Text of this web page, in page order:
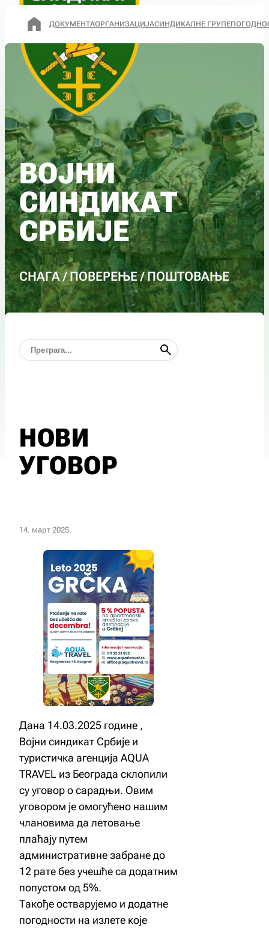
ДОКУМЕНТАОРГАНИЗАЦИЈАСИНДИКАЛНЕ ГРУПЕ
ВОЈНИ
СИНДИКАТ
СРБИЈЕ
СНАГА / ПОВЕРЕЊЕ / ПОШТОВАЊЕ
НОВИ
УГОВОР
14. март 2025.
Дана 14.03.2025 године ,
Војни синдикат Србије и
туристичка агенција AQUA
TRAVEL из Београда склопили
су уговор о сарадњи. Овим
уговором је омогућено нашим
члановима да летовање
плаћају путем
административне забране до
12 рате без учешће са додатним
попустом од 5%.
Такође остварујемо и додатне
погодности на излете које